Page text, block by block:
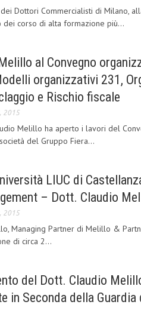
Dottori Commercialisti di Milano,
corso di alta formazione più...
al Convegno
organizzativi 231,
e Rischio fiscale
2015
Melillo ha aperto i lavori del
del Gruppo Fiera...
LIUC di
– Dott. Claudio
2015
Managing Partner di Melillo &
di circa 2...
del Dott. Claudio
in Seconda della Guardia